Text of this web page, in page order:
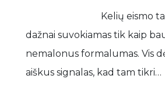
Kelių eismo
dažnai suvokiamas tik kaip
nemalonus formalumas. Vis
aiškus signalas, kad tam tikri…